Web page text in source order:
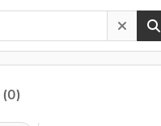
(0)